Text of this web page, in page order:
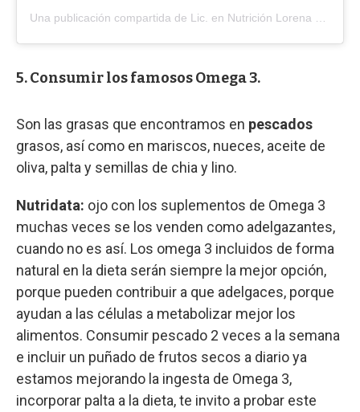
5. Consumir los famosos Omega 3.
Son las grasas que encontramos en pescados
grasos, así como en mariscos, nueces, aceite de
oliva, palta y semillas de chia y lino.
Nutridata: ojo con los suplementos de Omega 3
muchas veces se los venden como adelgazantes,
cuando no es así. Los omega 3 incluidos de forma
natural en la dieta serán siempre la mejor opción,
porque pueden contribuir a que adelgaces, porque
ayudan a las células a metabolizar mejor los
alimentos. Consumir pescado 2 veces a la semana
e incluir un puñado de frutos secos a diario ya
estamos mejorando la ingesta de Omega 3,
incorporar palta a la dieta, te invito a probar este